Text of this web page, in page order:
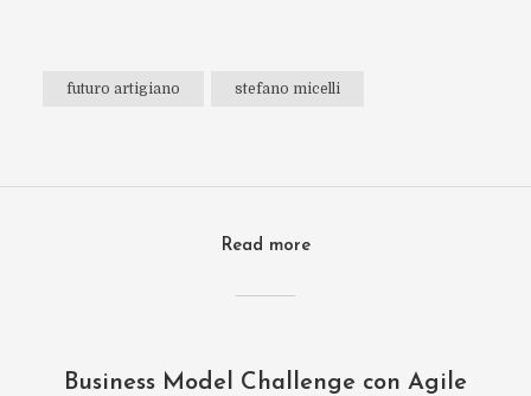
futuro artigiano stefano micelli
Read more
Business Model Challenge con Agile